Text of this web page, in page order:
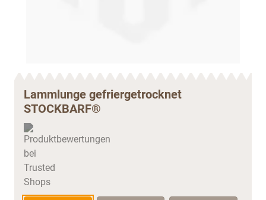
Lammlunge gefriergetrocknet
STOCKBARF®